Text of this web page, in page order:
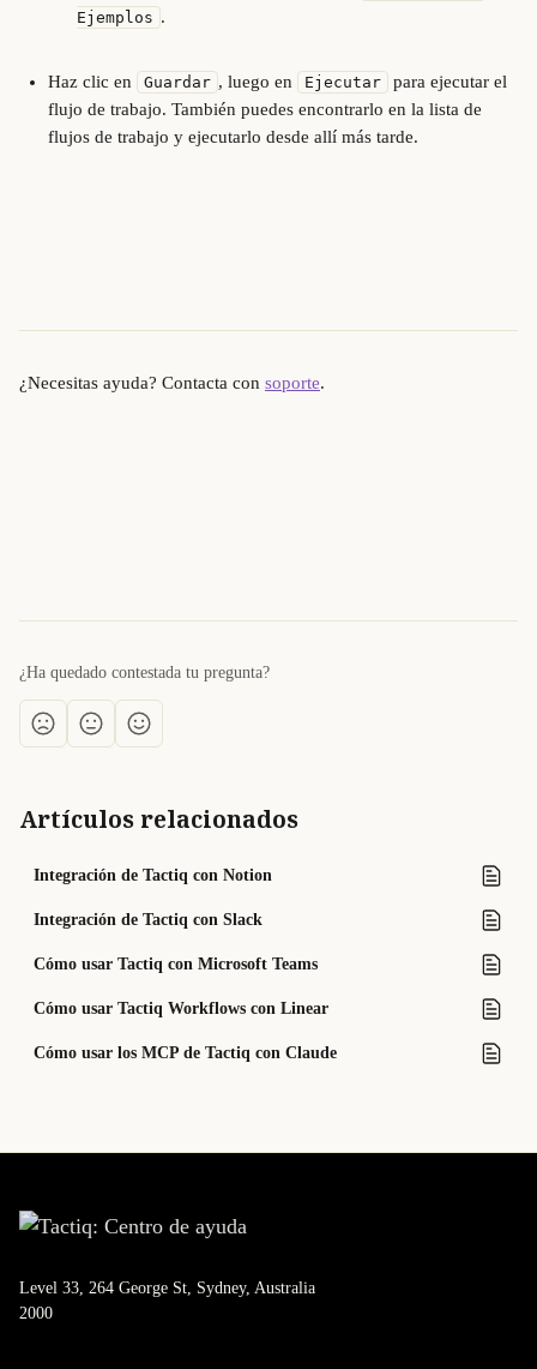
Ejemplos .
Haz clic en Guardar , luego en Ejecutar
para ejecutar el
flujo de trabajo. También puedes encontrarlo en la lista de
flujos de trabajo y ejecutarlo desde allí más tarde.
¿Necesitas ayuda? Contacta con soporte.
¿Ha quedado contestada tu pregunta?
Artículos relacionados
Integración de Tactiq con Notion
Integración de Tactiq con Slack
Cómo usar Tactiq con Microsoft Teams
Cómo usar Tactiq Workflows con Linear
Cómo usar los MCP de Tactiq con Claude
Level 33, 264 George St, Sydney, Australia
2000